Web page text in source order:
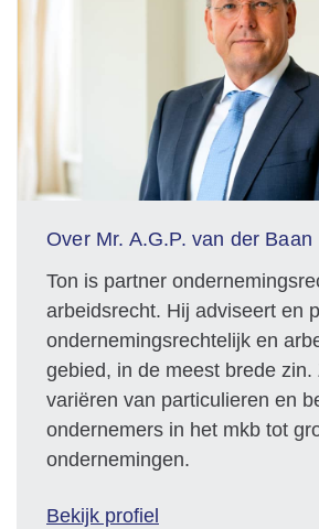
Over Mr. A.G.P. van der Baan
Ton is partner
arbeidsrecht. Hij adviseert en
ondernemingsrechtelijk en
gebied, in de meest brede zin.
variëren van particulieren en
ondernemers in het mkb tot
ondernemingen.
Bekijk profiel